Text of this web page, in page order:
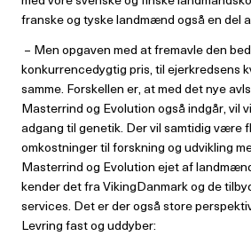
franske og tyske landmænd også en del
– Men opgaven med at fremavle den
konkurrencedygtig pris, til ejerkredsens
samme. Forskellen er, at med det nye
Masterrind og Evolution også indgår, vil
adgang til genetik. Der vil samtidig være
omkostninger til forskning og udvikling
Masterrind og Evolution ejet af
kender det fra VikingDanmark og de
services. Det er der også store
Levring fast og uddyber: